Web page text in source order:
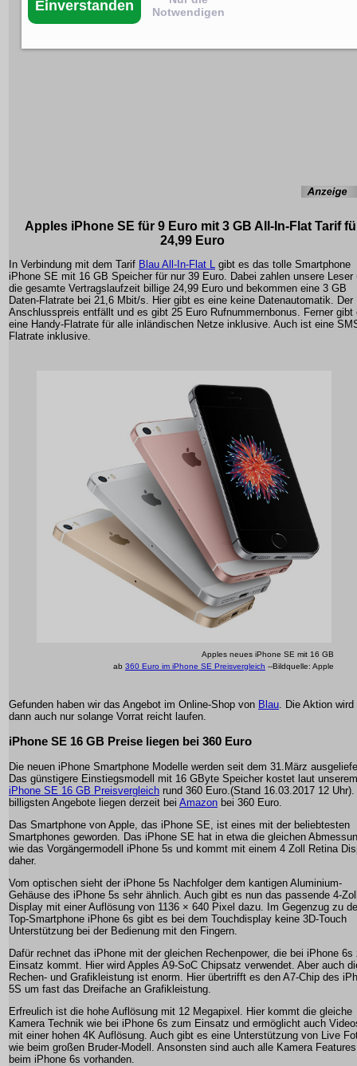
Apples iPhone SE für 9 Euro mit 3 GB All-In-Flat Tarif
24,99 Euro
In Verbindung mit dem Tarif Blau All-In-Flat L gibt es das tolle Smartphone
iPhone SE mit 16 GB Speicher für nur 39 Euro. Dabei zahlen unsere Leser
die gesamte Vertragslaufzeit billige 24,99 Euro und bekommen eine 3 GB
Daten-Flatrate bei 21,6 Mbit/s. Hier gibt es eine keine Datenautomatik. Der
Anschlusspreis entfällt und es gibt 25 Euro Rufnummernbonus. Ferner gibt
eine Handy-Flatrate für alle inländischen Netze inklusive. Auch ist eine
Flatrate inklusive.
Apples neues iPhone SE mit 16 GB
ab 360 Euro im iPhone SE Preisvergleich --Bildquelle: Apple
Gefunden haben wir das Angebot im Online-Shop von Blau. Die Aktion wird
dann auch nur solange Vorrat reicht laufen.
iPhone SE 16 GB Preise liegen bei 360 Euro
Die neuen iPhone Smartphone Modelle werden seit dem 31.März
Das günstigere Einstiegsmodell mit 16 GByte Speicher kostet laut unserem
iPhone SE 16 GB Preisvergleich rund 360 Euro.(Stand 16.03.2017 12 Uhr).
billigsten Angebote liegen derzeit bei Amazon bei 360 Euro.
Das Smartphone von Apple, das iPhone SE, ist eines mit der beliebtesten
Smartphones geworden. Das iPhone SE hat in etwa die gleichen
wie das Vorgängermodell iPhone 5s und kommt mit einem 4 Zoll Retina
daher.
Vom optischen sieht der iPhone 5s Nachfolger dem kantigen Aluminium-
Gehäuse des iPhone 5s sehr ähnlich. Auch gibt es nun das passende 4-
Display mit einer Auflösung von 1136 × 640 Pixel dazu. Im Gegenzug zu
Top-Smartphone iPhone 6s gibt es bei dem Touchdisplay keine 3D-Touch
Unterstützung bei der Bedienung mit den Fingern.
Dafür rechnet das iPhone mit der gleichen Rechenpower, die bei iPhone 6s
Einsatz kommt. Hier wird Apples A9-SoC Chipsatz verwendet. Aber auch
Rechen- und Grafikleistung ist enorm. Hier übertrifft es den A7-Chip des
5S um fast das Dreifache an Grafikleistung.
Erfreulich ist die hohe Auflösung mit 12 Megapixel. Hier kommt die gleiche
Kamera Technik wie bei iPhone 6s zum Einsatz und ermöglicht auch
mit einer hohen 4K Auflösung. Auch gibt es eine Unterstützung von Live
wie beim großen Bruder-Modell. Ansonsten sind auch alle Kamera
beim iPhone 6s vorhanden.
Einverstanden
Notwendigen